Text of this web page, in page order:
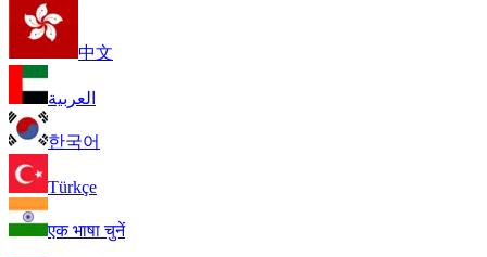
中文
العربية
한국어
Türkçe
एक भाषा चुनें